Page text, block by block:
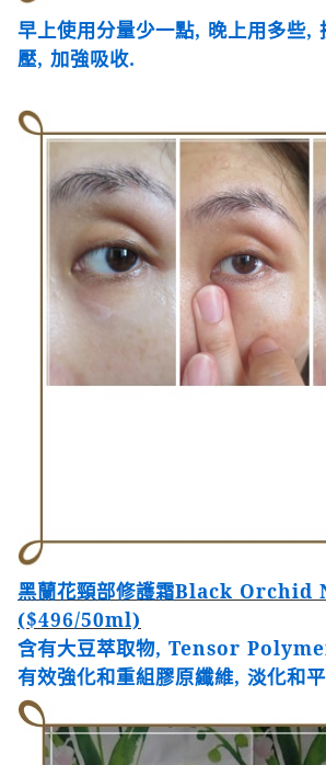
早上使用分量少一點, 晚上用多些,
壓, 加強吸收.
黑蘭花頸部修護霜Black Orchid
($496/50ml)
含有大豆萃取物, Tensor
有效強化和重組膠原纖維, 淡化和